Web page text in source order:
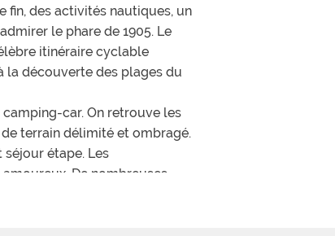
fin, des activités nautiques, un
le phare de 1905. Le
itinéraire cyclable
la découverte des plages du
car. On retrouve les
terrain délimité et ombragé.
étape. Les
De nombreuses
ainsi que des Bengalodges,